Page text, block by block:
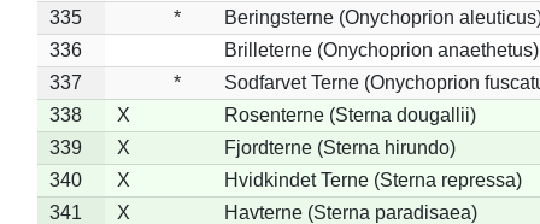
335
*
Beringsterne (Onychoprion
336
Brilleterne (Onychoprion anaethetus)
337
*
Sodfarvet Terne (Onychoprion
338
X
Rosenterne (Sterna dougallii)
339
X
Fjordterne (Sterna hirundo)
340
X
Hvidkindet Terne (Sterna repressa)
341
X
Havterne (Sterna paradisaea)